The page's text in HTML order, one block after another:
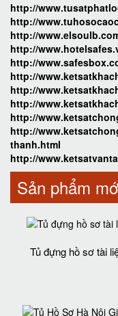
http://
http://
http://
http://
http://
http://
http://
http://
http://
http://
thanh.html
http://
Sản phẩm
Tủ đựng hồ sơ tài